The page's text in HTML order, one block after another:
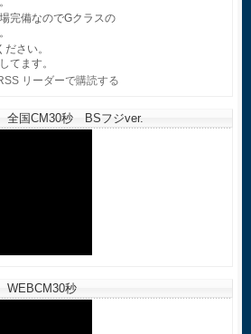
完備なのでGクラスの
さい。
てます。
全国CM30秒 BSフジver.
WEBCM30秒